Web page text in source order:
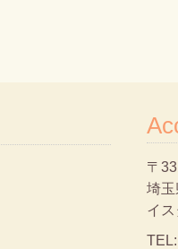
〒
埼
イ
TEL: